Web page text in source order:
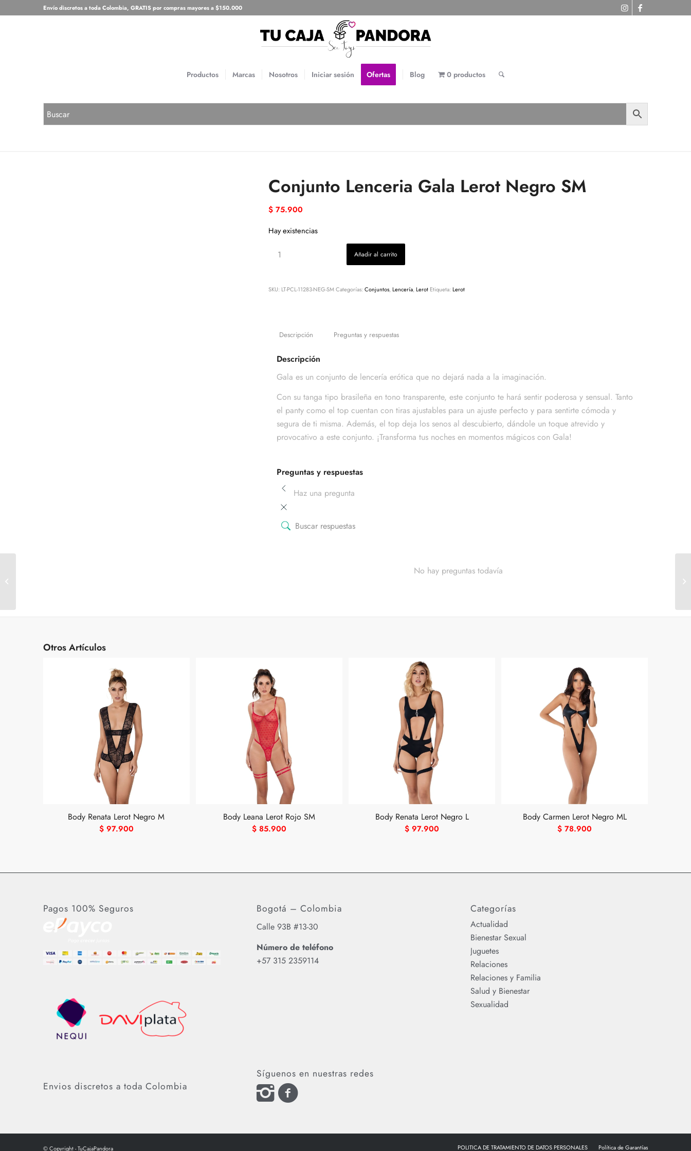
Envío discretos a toda Colombia, GRATIS por compras mayores a $150.000
Productos Marcas Nosotros Iniciar sesión Ofertas Blog 0 productos
Conjunto Lenceria Gala Lerot Negro SM
$75.900
Hay existencias
Añadir al carrito
SKU: LT-PCL-11283-NEG-SMCategorías: Conjuntos,Lencería,Lerot Etiqueta: Lerot
Descripción Preguntas y respuestas
Descripción
Gala es un conjunto de lencería erótica que no dejará nada a la imaginación.
Con su tanga tipo brasileña en tono transparente, este conjunto te hará sentir poderosa y sensual. Tanto
el panty como el top cuentan con tiras ajustables para un ajuste perfecto y para sentirte cómoda y
segura de ti misma. Además, el top deja los senos al descubierto, dándole un toque atrevido y
provocativo a este conjunto. ¡Transforma tus noches en momentos mágicos con Gala!
Preguntas y respuestas
Haz una pregunta
No hay preguntas todavía
Otros Artículos
Body Renata Lerot Negro M
$97.900
Body Leana Lerot Rojo SM
$85.900
Body Renata Lerot Negro L
$ 97.900
Body Carmen Lerot Negro ML
$ 78.900
Pagos 100% Seguros
Envios discretos a toda Colombia
Bogotá – Colombia
Calle 93B #13-30
Número de teléfono
‪+57 315 2359114‬
Síguenos en nuestras redes
Categorías
Actualidad
Bienestar Sexual
Juguetes
Relaciones
Relaciones y Familia
Salud y Bienestar
Sexualidad
© Copyright - TuCajaPandora POLITICA DE TRATAMIENTO DE DATOS PERSONALES Política de Garantías